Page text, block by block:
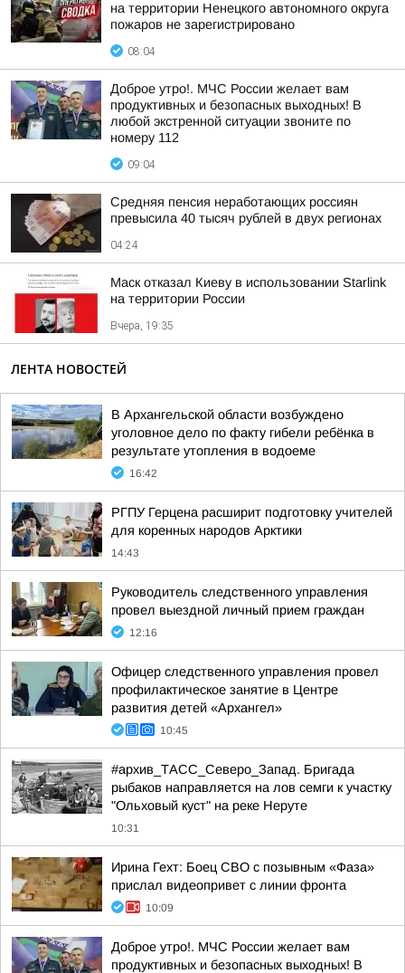
на территории Ненецкого автономного округа
пожаров не зарегистрировано
08:04
Доброе утро!. МЧС России желает вам
продуктивных и безопасных выходных! В
любой экстренной ситуации звоните по
номеру 112
09:04
Средняя пенсия неработающих россиян
превысила 40 тысяч рублей в двух регионах
04:24
Маск отказал Киеву в использовании Starlink
на территории России
Вчера, 19:35
ЛЕНТА НОВОСТЕЙ
В Архангельской области возбуждено
уголовное дело по факту гибели ребёнка в
результате утопления в водоеме
16:42
РГПУ Герцена расширит подготовку учителей
для коренных народов Арктики
14:43
Руководитель следственного управления
провел выездной личный прием граждан
12:16
Офицер следственного управления провел
профилактическое занятие в Центре
развития детей «Архангел»
10:45
#архив_ТАСС_Северо_Запад. Бригада
рыбаков направляется на лов семги к участку
"Ольховый куст" на реке Неруте
10:31
Ирина Гехт: Боец СВО с позывным «Фаза»
прислал видеопривет с линии фронта
10:09
Доброе утро!. МЧС России желает вам
продуктивных и безопасных выходных! В